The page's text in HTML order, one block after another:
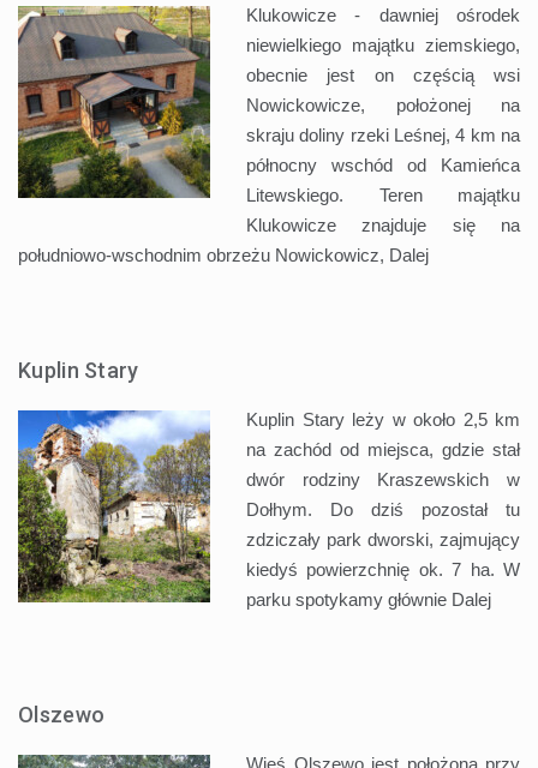
Klukowicze - dawniej ośrodek
niewielkiego majątku ziemskiego,
obecnie jest on częścią wsi
Nowickowicze, położonej na
skraju doliny rzeki Leśnej, 4 km na
północny wschód od Kamieńca
Litewskiego. Teren majątku
Klukowicze znajduje się na
południowo-wschodnim obrzeżu Nowickowicz, Dalej
Kuplin Stary
Kuplin Stary leży w około 2,5 km
na zachód od miejsca, gdzie stał
dwór rodziny Kraszewskich w
Dołhym. Do dziś pozostał tu
zdziczały park dworski, zajmujący
kiedyś powierzchnię ok. 7 ha. W
parku spotykamy głównie Dalej
Olszewo